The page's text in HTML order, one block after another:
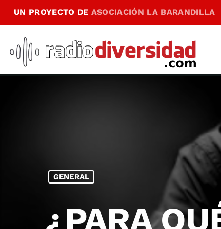
UN PROYECTO DE ASOCIACIÓN LA BARANDILLA
GENERAL
¿PARA